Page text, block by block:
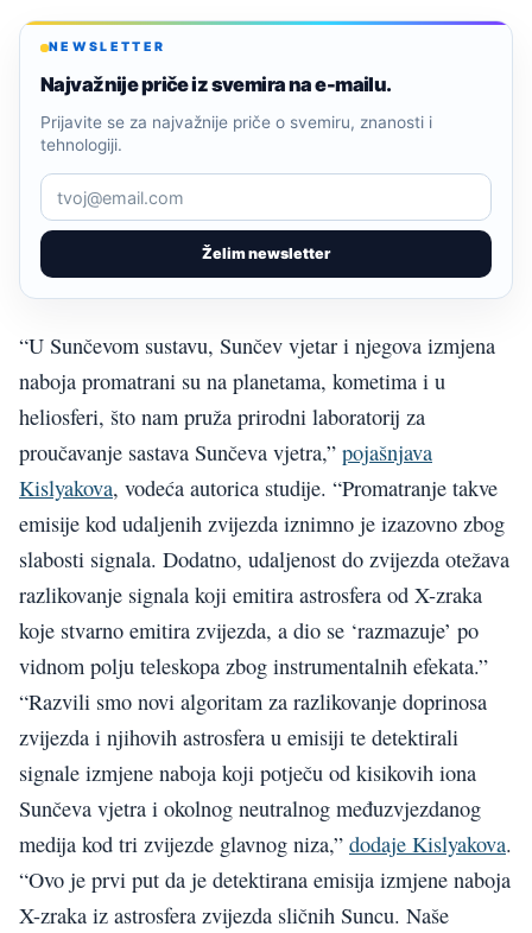
NEWSLETTER
Najvažnije priče iz svemira na e-mailu.
Želim newsletter
Prijavite se za najvažnije priče o svemiru, znanosti i
tehnologiji.
“U Sunčevom sustavu, Sunčev vjetar i njegova izmjena
naboja promatrani su na planetama, kometima i u
heliosferi, što nam pruža prirodni laboratorij za
proučavanje sastava Sunčeva vjetra,” pojašnjava
Kislyakova, vodeća autorica studije. “Promatranje takve
emisije kod udaljenih zvijezda iznimno je izazovno zbog
slabosti signala. Dodatno, udaljenost do zvijezda otežava
razlikovanje signala koji emitira astrosfera od X-zraka
koje stvarno emitira zvijezda, a dio se ‘razmazuje’ po
vidnom polju teleskopa zbog instrumentalnih efekata.”
“Razvili smo novi algoritam za razlikovanje doprinosa
zvijezda i njihovih astrosfera u emisiji te detektirali
signale izmjene naboja koji potječu od kisikovih iona
Sunčeva vjetra i okolnog neutralnog međuzvjezdanog
medija kod tri zvijezde glavnog niza,” dodaje Kislyakova.
“Ovo je prvi put da je detektirana emisija izmjene naboja
X-zraka iz astrosfera zvijezda sličnih Suncu. Naše